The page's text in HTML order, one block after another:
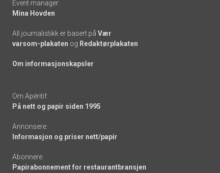
Event manager:
Mina Hovden
All journalistikk er basert på Vær
varsom-plakaten og Redaktørplakaten
Om informasjonskapsler
Om Apéritif:
På nett og papir siden 1995
Annonsere:
Informasjon og priser nett/papir
Abonnere:
Papirabonnement for restaurantbransjen